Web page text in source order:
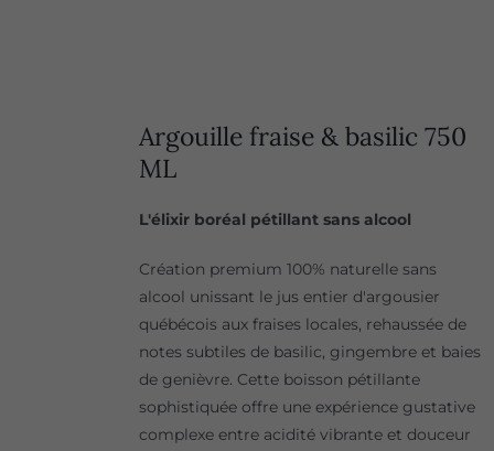
Argouille fraise & basilic 750
ML
L'élixir boréal pétillant sans alcool
Création premium 100% naturelle sans
alcool unissant le jus entier d'argousier
québécois aux fraises locales, rehaussée de
notes subtiles de basilic, gingembre et baies
de genièvre. Cette boisson pétillante
sophistiquée offre une expérience gustative
complexe entre acidité vibrante et douceur